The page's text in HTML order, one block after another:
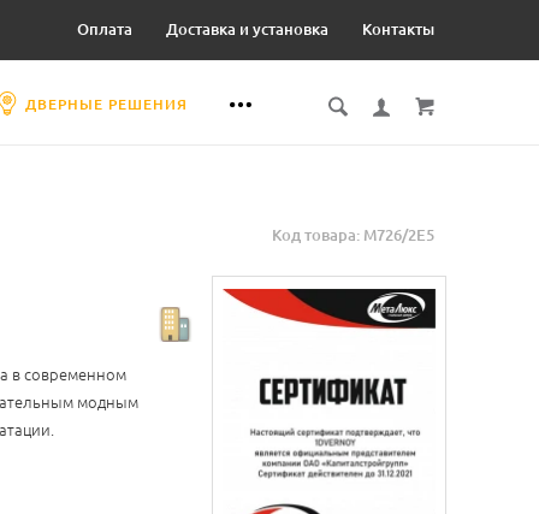
Оплата Доставка и установка Контакты
ДВЕРНЫЕ РЕШЕНИЯ
Код товара: М726/2Е5
в современном
модным